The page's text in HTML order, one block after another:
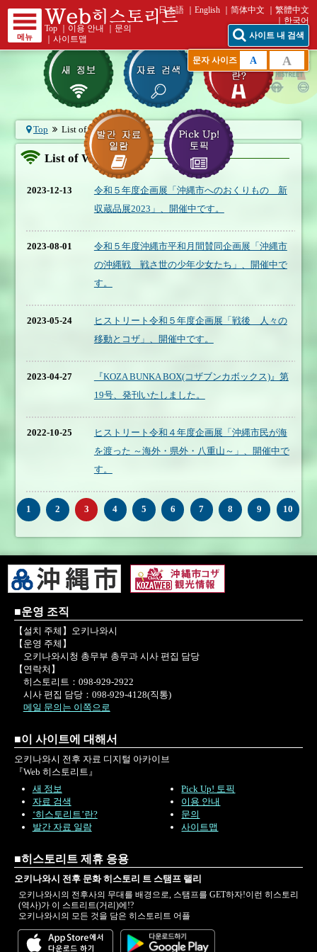
메뉴
Top 이용 안내
문의
｜사이트맵
日本語 English 简体中文
繁體中文
한국어
사이트 내 검색
문자 사이즈 A A
Top List of What's New
List of What's New
2023-12-13
令和５年度企画展「沖縄市へのおくりもの 新
収蔵品展2023」、開催中です。
2023-08-01
令和５年度沖縄市平和月間賛同企画展「沖縄市
の沖縄戦 戦さ世の少年少女たち」、開催中で
す。
2023-05-24
ヒストリート令和５年度企画展「戦後 人々の
移動とコザ」、開催中です。
2023-04-27
『KOZA BUNKA BOX(コザブンカボックス)』第
19号、発刊いたしました。
2022-10-25
ヒストリート令和４年度企画展「沖縄市民が海
を渡った ～海外・県外・八重山～」、開催中で
す。
1 2 3 4 5 6 7 8 9 10
■운영 조직
【설치 주체】오키나와시
【운영 주체】
오키나와시청 총무부 총무과 시사 편집 담당
【연락처】
히스토리트：098-929-2922
시사 편집 담당：098-929-4128(직통)
메일 문의는 이쪽으로
■이 사이트에 대해서
오키나와시 전후 자료 디지털 아카이브
『Web 히스토리트』
새 정보
자료 검색
‘히스토리트’란?
발간 자료 일람
Pick Up! 토픽
이용 안내
문의
사이트맵
■히스토리트 제휴 응용
오키나와시 전후 문화 히스토리 트 스탬프 랠리
오키나와시의 전후사의 무대를 배경으로, 스탬프를 GET하자!이런 히스토리
(역사)가 이 스트리트(거리)에!?
오키나와시의 모든 것을 담은 히스토리트 어플